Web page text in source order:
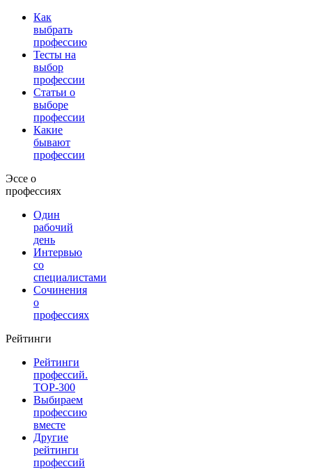
Как
выбрать
профессию
Тесты на
выбор
профессии
Статьи о
выборе
профессии
Какие
бывают
профессии
Эссе о
профессиях
Один
рабочий
день
Интервью
со
специалистами
Сочинения
о
профессиях
Рейтинги
Рейтинги
профессий.
TOP-300
Выбираем
профессию
вместе
Другие
рейтинги
профессий